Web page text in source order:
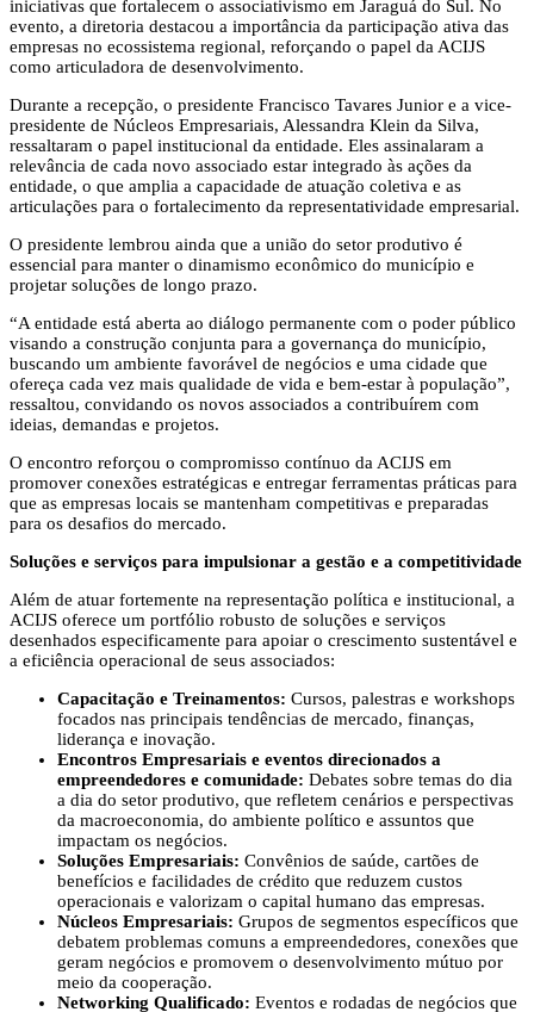
iniciativas que fortalecem o associativismo em Jaraguá do Sul. No
evento, a diretoria destacou a importância da participação ativa das
empresas no ecossistema regional, reforçando o papel da ACIJS
como articuladora de desenvolvimento.
Durante a recepção, o presidente Francisco Tavares Junior e a vice-
presidente de Núcleos Empresariais, Alessandra Klein da Silva,
ressaltaram o papel institucional da entidade. Eles assinalaram a
relevância de cada novo associado estar integrado às ações da
entidade, o que amplia a capacidade de atuação coletiva e as
articulações para o fortalecimento da representatividade empresarial.
O presidente lembrou ainda que a união do setor produtivo é
essencial para manter o dinamismo econômico do município e
projetar soluções de longo prazo.
“A entidade está aberta ao diálogo permanente com o poder público
visando a construção conjunta para a governança do município,
buscando um ambiente favorável de negócios e uma cidade que
ofereça cada vez mais qualidade de vida e bem-estar à população”,
ressaltou, convidando os novos associados a contribuírem com
ideias, demandas e projetos.
O encontro reforçou o compromisso contínuo da ACIJS em
promover conexões estratégicas e entregar ferramentas práticas para
que as empresas locais se mantenham competitivas e preparadas
para os desafios do mercado.
Soluções e serviços para impulsionar a gestão e a competitividade
Além de atuar fortemente na representação política e institucional, a
ACIJS oferece um portfólio robusto de soluções e serviços
desenhados especificamente para apoiar o crescimento sustentável e
a eficiência operacional de seus associados:
Capacitação e Treinamentos: Cursos, palestras e workshops
focados nas principais tendências de mercado, finanças,
liderança e inovação.
Encontros Empresariais e eventos direcionados a
empreendedores e comunidade: Debates sobre temas do dia
a dia do setor produtivo, que refletem cenários e perspectivas
da macroeconomia, do ambiente político e assuntos que
impactam os negócios.
Soluções Empresariais: Convênios de saúde, cartões de
benefícios e facilidades de crédito que reduzem custos
operacionais e valorizam o capital humano das empresas.
Núcleos Empresariais: Grupos de segmentos específicos que
debatem problemas comuns a empreendedores, conexões que
geram negócios e promovem o desenvolvimento mútuo por
meio da cooperação.
Networking Qualificado: Eventos e rodadas de negócios que